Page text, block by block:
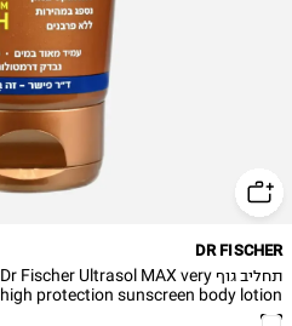
DR FISCHER
תחליב גוף Dr Fischer Ultrasol MAX very
high protection sunscreen body lotion
SPF+50,200ML